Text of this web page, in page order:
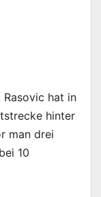
hat in
hinter
man drei
10